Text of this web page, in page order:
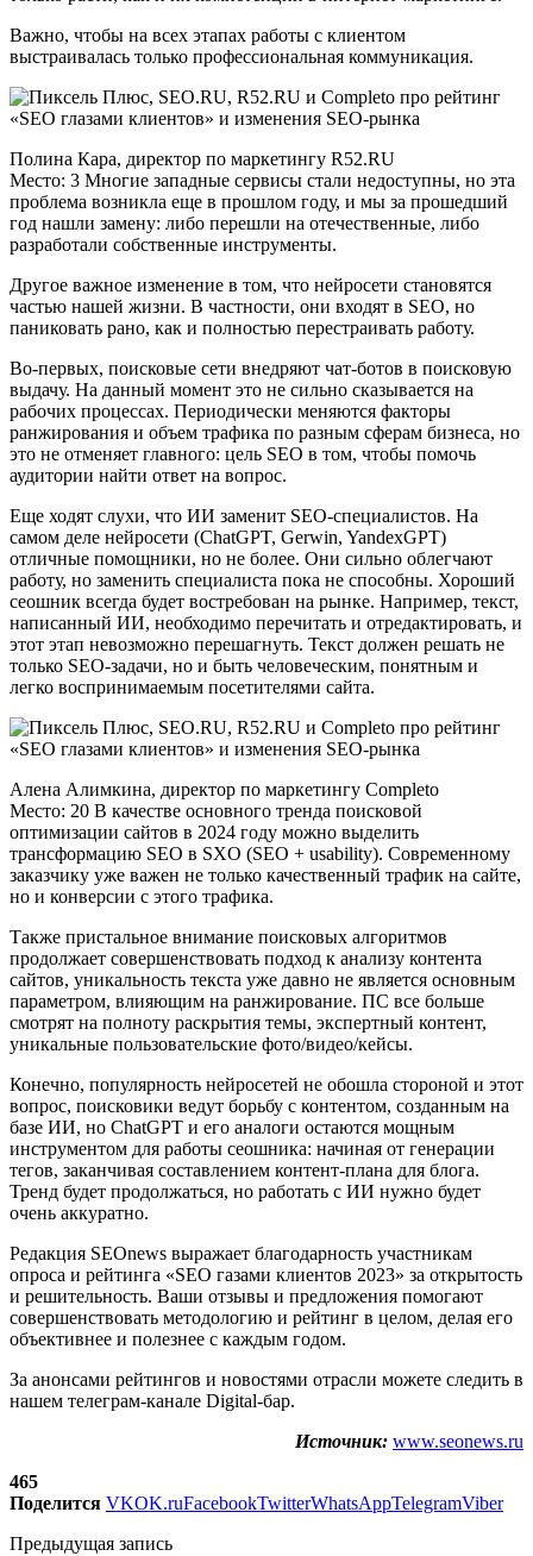
Важно, чтобы на всех этапах работы с клиентом
выстраивалась только профессиональная коммуникация.
Полина Кара, директор по маркетингу R52.RU
Место: 3 Многие западные сервисы стали недоступны, но эта
проблема возникла еще в прошлом году, и мы за прошедший
год нашли замену: либо перешли на отечественные, либо
разработали собственные инструменты.
Другое важное изменение в том, что нейросети становятся
частью нашей жизни. В частности, они входят в SEO, но
паниковать рано, как и полностью перестраивать работу.
Во-первых, поисковые сети внедряют чат-ботов в поисковую
выдачу. На данный момент это не сильно сказывается на
рабочих процессах. Периодически меняются факторы
ранжирования и объем трафика по разным сферам бизнеса, но
это не отменяет главного: цель SEO в том, чтобы помочь
аудитории найти ответ на вопрос.
Еще ходят слухи, что ИИ заменит SEO-специалистов. На
самом деле нейросети (ChatGPT, Gerwin, YandexGPT)
отличные помощники, но не более. Они сильно облегчают
работу, но заменить специалиста пока не способны. Хороший
сеошник всегда будет востребован на рынке. Например, текст,
написанный ИИ, необходимо перечитать и отредактировать, и
этот этап невозможно перешагнуть. Текст должен решать не
только SEO-задачи, но и быть человеческим, понятным и
легко воспринимаемым посетителями сайта.
Алена Алимкина, директор по маркетингу Completo
Место: 20 В качестве основного тренда поисковой
оптимизации сайтов в 2024 году можно выделить
трансформацию SEO в SXO (SEO + usability). Современному
заказчику уже важен не только качественный трафик на сайте,
но и конверсии с этого трафика.
Также пристальное внимание поисковых алгоритмов
продолжает совершенствовать подход к анализу контента
сайтов, уникальность текста уже давно не является основным
параметром, влияющим на ранжирование. ПС все больше
смотрят на полноту раскрытия темы, экспертный контент,
уникальные пользовательские фото/видео/кейсы.
Конечно, популярность нейросетей не обошла стороной и этот
вопрос, поисковики ведут борьбу с контентом, созданным на
базе ИИ, но ChatGPT и его аналоги остаются мощным
инструментом для работы сеошника: начиная от генерации
тегов, заканчивая составлением контент-плана для блога.
Тренд будет продолжаться, но работать с ИИ нужно будет
очень аккуратно.
Редакция SEOnews выражает благодарность участникам
опроса и рейтинга «SEO газами клиентов 2023» за открытость
и решительность. Ваши отзывы и предложения помогают
совершенствовать методологию и рейтинг в целом, делая его
объективнее и полезнее с каждым годом.
За анонсами рейтингов и новостями отрасли можете следить в
нашем телеграм-канале Digital-бар.
Источник: www.seonews.ru
465
Поделится VKOK.ruFacebookTwitterWhatsAppTelegramViber
Предыдущая запись